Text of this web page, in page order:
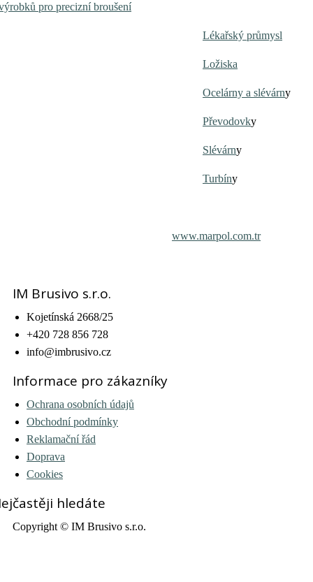
pro precizní broušení
Lékařský průmysl
Ložiska
Ocelárny a slévárny
Převodovky
Slévárny
Turbíny
www.marpol.com.tr
IM Brusivo s.r.o.
Kojetínská 2668/25
+420 728 856 728
info@imbrusivo.cz
Informace pro zákazníky
Ochrana osobních údajů
Obchodní podmínky
Reklamační řád
Doprava
Cookies
hledáte
Copyright © IM Brusivo s.r.o.